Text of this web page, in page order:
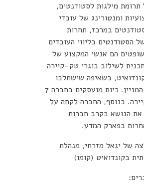
מילגות לסטודנטים,
ומנטורינג של עובדי
במרכז, תחרות
הסטודנטים בליווי העובדים
הם אנשי המקצוע של
לשילוב בוגרי טק-קיירה
בשאיפה שישתלבו
כעובדים מן המניין. כיום מועסקים בחברה 7
בנוסף, החברה לקחה על
הנושא בקרב חברות
בפארק המדע.
של יגאל מזרחי, מנהלת
בקונדואיט (קומו)